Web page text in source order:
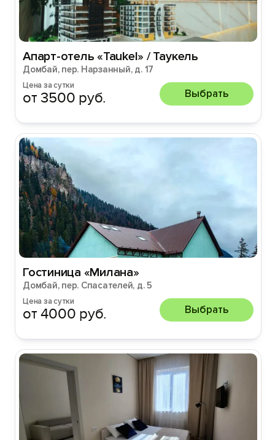
Апарт-отель «Taukel» / Таукель
Домбай, пер. Нарзанный, д. 17
Цена за сутки
от 3500 руб. Выбрать
Гостиница «Милана»
Домбай, пер. Спасателей, д. 5
Цена за сутки
от 4000 руб. Выбрать